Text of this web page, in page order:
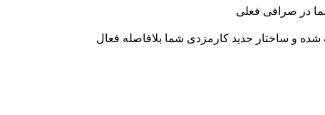
و ساختار جدید کارمزدی شما بلافاصله فعال